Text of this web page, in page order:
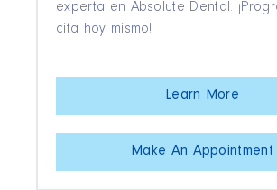
experta en Absolute Dental.
cita hoy mismo!
Learn More
Make An Appointment